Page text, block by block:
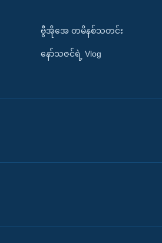
ဗွီအိုအေ တမိနစ်သတင်း
နော်သဇင်ရဲ့ Vlog